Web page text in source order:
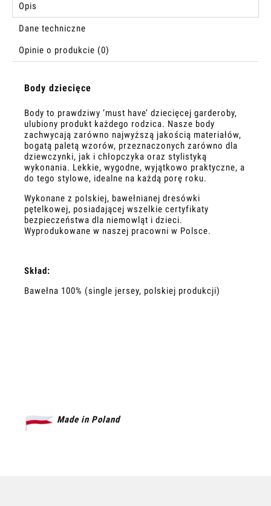
Opis
Dane techniczne
Opinie o produkcie (0)
Body dziecięce
Body to prawdziwy ‘must have’ dziecięcej garderoby,
ulubiony produkt każdego rodzica. Nasze body
zachwycają zarówno najwyższą jakością materiałów,
bogatą paletą wzorów, przeznaczonych zarówno dla
dziewczynki, jak i chłopczyka oraz stylistyką
wykonania. Lekkie, wygodne, wyjątkowo praktyczne, a
do tego stylowe, idealne na każdą porę roku.
Wykonane z polskiej, bawełnianej dresówki
pętelkowej, posiadającej wszelkie certyfikaty
bezpieczeństwa dla niemowląt i dzieci.
Wyprodukowane w naszej pracowni w Polsce.
Skład:
Bawełna 100% (single jersey, polskiej produkcji)
Made in Poland